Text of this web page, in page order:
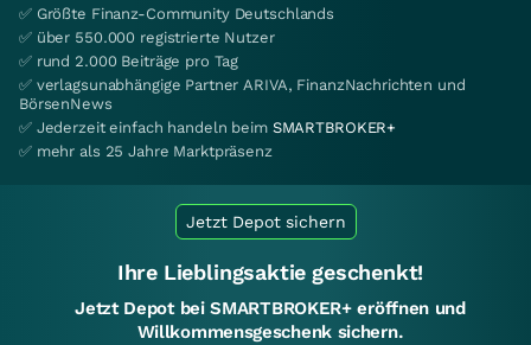
✅ Größte Finanz-Community Deutschlands
✅ über 550.000 registrierte Nutzer
✅ rund 2.000 Beiträge pro Tag
✅ verlagsunabhängige Partner ARIVA, FinanzNachrichten und
BörsenNews
✅ Jederzeit einfach handeln beim SMARTBROKER+
✅ mehr als 25 Jahre Marktpräsenz
Jetzt Depot sichern
Ihre Lieblingsaktie geschenkt!
Jetzt Depot bei SMARTBROKER+ eröffnen und
Willkommensgeschenk sichern.